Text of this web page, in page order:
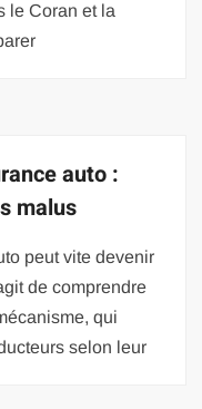
le Coran et la
auto :
malus
peut vite devenir
de comprendre
qui
selon leur